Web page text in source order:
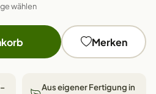
wählen
Merken
Aus eigener Fertigung in